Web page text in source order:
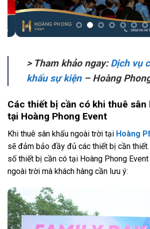
> Tham khảo ngay:Dịch vụ
khấu sự kiện– Hoàng
Các thiết bị cần có khi thuê sân
tại Hoàng Phong Event
Khi thuê sân khấu ngoài trời tại Hoàng
sẽ đảm bảo đầy đủ các thiết bị cần
số thiết bị cần có tại Hoàng Phong
ngoài trời mà khách hàng cần lưu ý: